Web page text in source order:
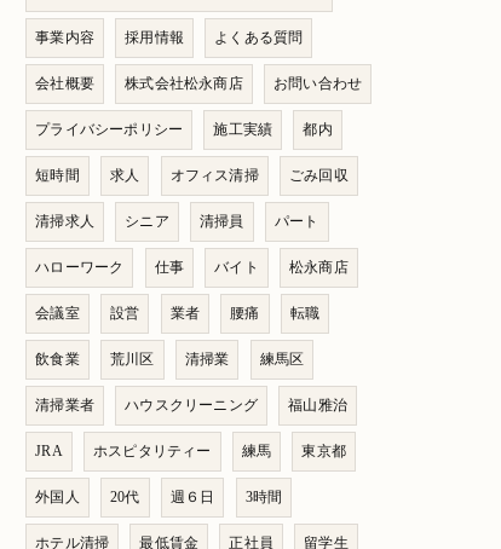
事業内容 採用情報 よくある質問
会社概要 株式会社松永商店 お問い合わせ
プライバシーポリシー 施工実績 都内
短時間 求人 オフィス清掃 ごみ回収
清掃求人 シニア 清掃員 パート
ハローワーク 仕事 バイト 松永商店
会議室 設営 業者 腰痛 転職
飲食業 荒川区 清掃業 練馬区
清掃業者 ハウスクリーニング 福山雅治
JRA ホスピタリティー 練馬 東京都
外国人 20代 週６日 3時間
ホテル清掃 最低賃金 正社員 留学生